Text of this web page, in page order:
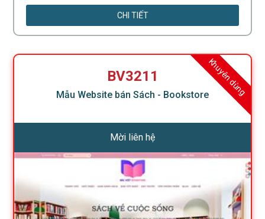
CHI TIẾT
Khuyên dùng
BV3211
Mẫu Website bán Sách - Bookstore
Mời liên hệ